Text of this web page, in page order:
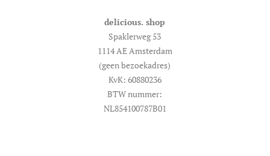
delicious. shop
Spaklerweg 53
1114 AE Amsterdam
(geen bezoekadres)
KvK: 60880236
BTW nummer:
NL854100787B01